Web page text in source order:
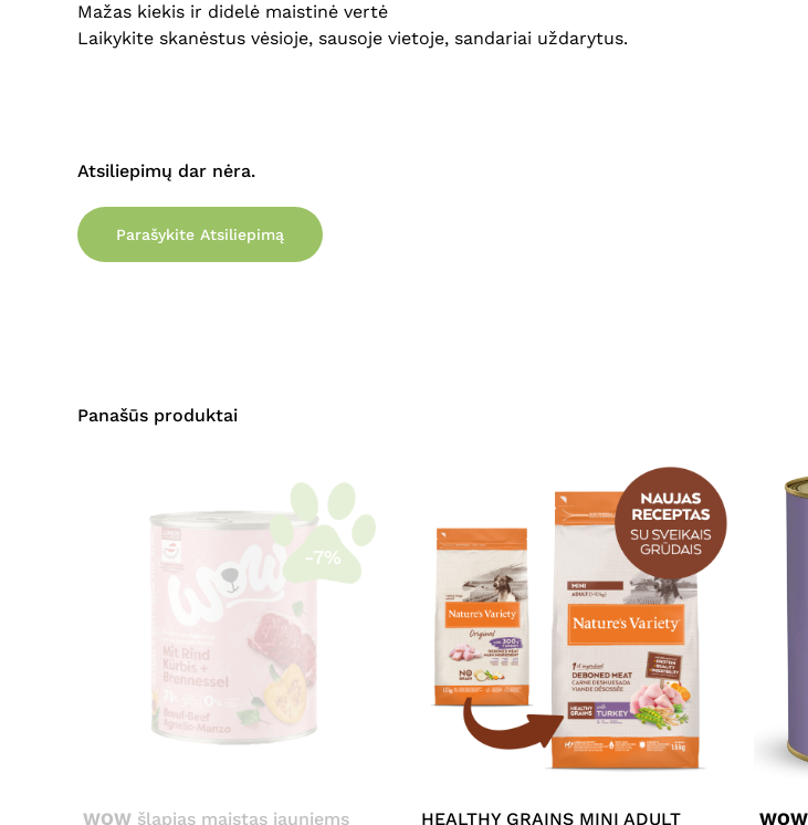
Mažas kiekis ir didelė maistinė vertė
Laikykite skanėstus vėsioje, sausoje vietoje, sandariai uždarytus.
Atsiliepimų dar nėra.
Parašykite Atsiliepimą
Panašūs produktai
-7%
WOW šlapias maistas jauniems
HEALTHY GRAINS MINI ADULT
This
WOW